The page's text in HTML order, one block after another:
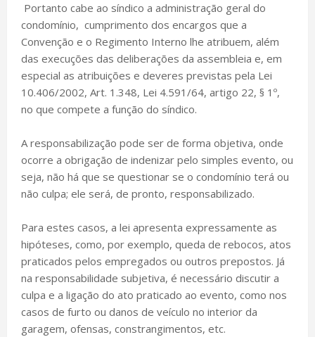
Portanto cabe ao síndico a administração geral do
condomínio, cumprimento dos encargos que a
Convenção e o Regimento Interno lhe atribuem, além
das execuções das deliberações da assembleia e, em
especial as atribuições e deveres previstas pela Lei
10.406/2002, Art. 1.348, Lei 4.591/64, artigo 22, § 1º,
no que compete a função do síndico.
A responsabilização pode ser de forma objetiva, onde
ocorre a obrigação de indenizar pelo simples evento, ou
seja, não há que se questionar se o condomínio terá ou
não culpa; ele será, de pronto, responsabilizado.
Para estes casos, a lei apresenta expressamente as
hipóteses, como, por exemplo, queda de rebocos, atos
praticados pelos empregados ou outros prepostos. Já
na responsabilidade subjetiva, é necessário discutir a
culpa e a ligação do ato praticado ao evento, como nos
casos de furto ou danos de veículo no interior da
garagem, ofensas, constrangimentos, etc.